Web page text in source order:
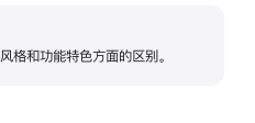
格和功能特色方面的区别。